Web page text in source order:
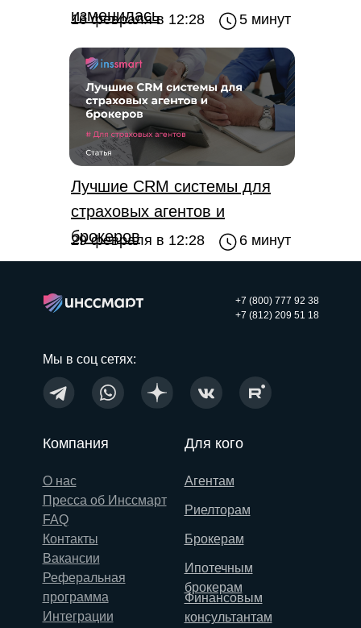
изменилась
16 февраля в 12:28
Лучшие CRM системы для
страховых агентов и
брокеров
29 февраля в 12:28 6 минут
5 минут
+7 (800) 777 92 38
+7 (812) 209 51 18
Мы в соц сетях:
Для кого
Агентам
Риелторам
Брокерам
Ипотечным
брокерам
Финансовым
консультантам
Компания
О нас
Пресса об Инссмарт
FAQ
Контакты
Вакансии
Реферальная
программа
Интеграции